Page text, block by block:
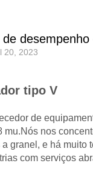
20, 2023
tipo V
de
nos
granel, e há
com serviços